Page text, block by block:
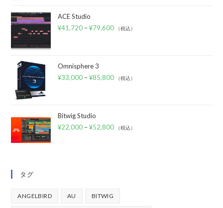
ACE Studio
¥41,720 –¥79,600 （税込）
Omnisphere 3
¥33,000 –¥85,800 （税込）
Bitwig Studio
¥22,000 –¥52,800 （税込）
タグ
ANGELBIRD AU BITWIG